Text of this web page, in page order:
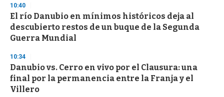
d
s
o
f
3
s
e
c
o
n
10:40
El río Danubio en mínimos históricos deja al
descubierto restos de un buque de la Segunda
Guerra Mundial
10:34
Danubio vs. Cerro en vivo por el Clausura: una
final por la permanencia entre la Franja y el
Villero